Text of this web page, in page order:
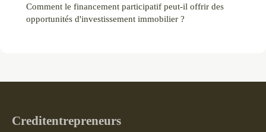
Comment le financement participatif peut-il offrir des
opportunités d'investissement immobilier ?
Creditentrepreneurs